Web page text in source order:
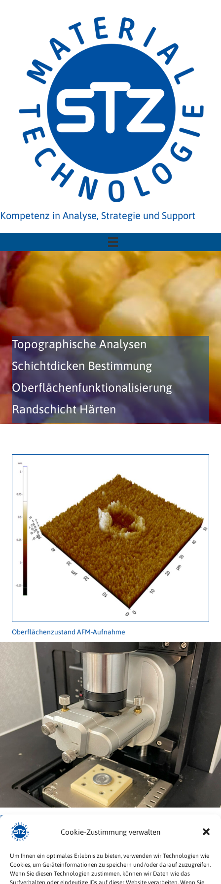
Cookie-Zustimmung verwalten
Um Ihnen ein optimales Erlebnis zu bieten, verwenden wir Technologien wie
Cookies, um Geräteinformationen zu speichern und/oder darauf zuzugreifen.
Wenn Sie diesen Technologien zustimmen, können wir Daten wie das
Surfverhalten oder eindeutige IDs auf dieser Website verarbeiten. Wenn Sie
Kompetenz in Analyse, Strategie und Support
Topographische Analysen
Schichtdicken Bestimmung
Oberflächenfunktionalisierung
Randschicht Härten
Oberflächenzustand AFM-Aufnahme
Rasterkraftmikroskop
STZ Material Technologie GmbH
Daimlerstraße 8